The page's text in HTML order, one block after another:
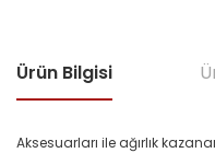
Ürün Bilgisi
Aksesuarları ile ağırlık